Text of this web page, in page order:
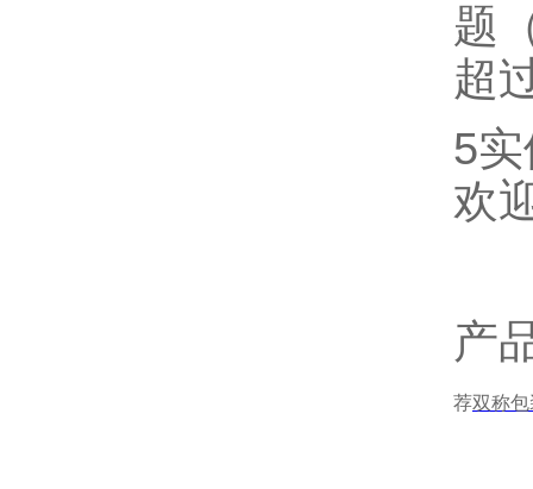
题
超
5
欢
产
荐双称